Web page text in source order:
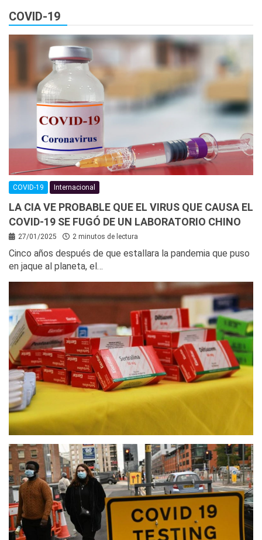
COVID-19
COVID-19 Internacional
LA CIA VE PROBABLE QUE EL VIRUS QUE CAUSA EL
COVID-19 SE FUGÓ DE UN LABORATORIO CHINO
27/01/2025 2 minutos de lectura
Cinco años después de que estallara la pandemia que puso
en jaque al planeta, el…